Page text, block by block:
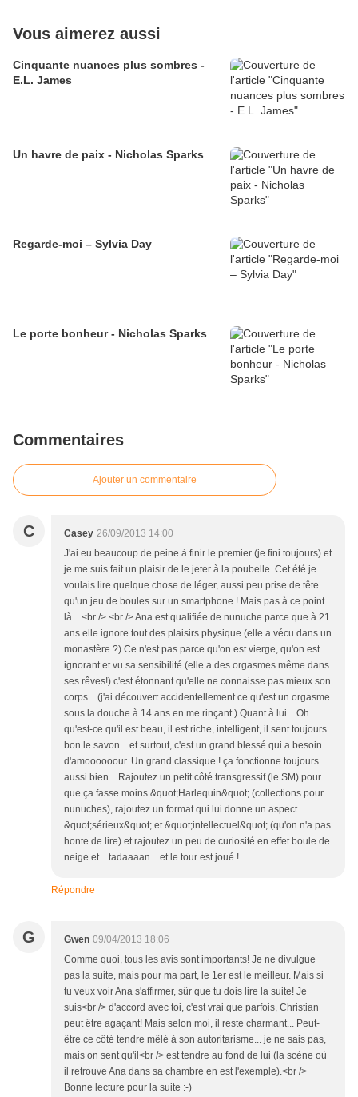
Vous aimerez aussi
Cinquante nuances plus sombres -
E.L. James
Un havre de paix - Nicholas Sparks
Regarde-moi – Sylvia Day
Le porte bonheur - Nicholas Sparks
Commentaires
Ajouter un commentaire
C Casey 26/09/2013 14:00
J'ai eu beaucoup de peine à finir le premier (je fini toujours) et
je me suis fait un plaisir de le jeter à la poubelle. Cet été je
voulais lire quelque chose de léger, aussi peu prise de tête
qu'un jeu de boules sur un smartphone ! Mais pas à ce point
là... <br /> <br /> Ana est qualifiée de nunuche parce que à 21
ans elle ignore tout des plaisirs physique (elle a vécu dans un
monastère ?) Ce n'est pas parce qu'on est vierge, qu'on est
ignorant et vu sa sensibilité (elle a des orgasmes même dans
ses rêves!) c'est étonnant qu'elle ne connaisse pas mieux son
corps... (j'ai découvert accidentellement ce qu'est un orgasme
sous la douche à 14 ans en me rinçant ) Quant à lui... Oh
qu'est-ce qu'il est beau, il est riche, intelligent, il sent toujours
bon le savon... et surtout, c'est un grand blessé qui a besoin
d'amoooooour. Un grand classique ! ça fonctionne toujours
aussi bien... Rajoutez un petit côté transgressif (le SM) pour
que ça fasse moins &quot;Harlequin&quot; (collections pour
nunuches), rajoutez un format qui lui donne un aspect
&quot;sérieux&quot; et &quot;intellectuel&quot; (qu'on n'a pas
honte de lire) et rajoutez un peu de curiosité en effet boule de
neige et... tadaaaan... et le tour est joué !
Répondre
G Gwen 09/04/2013 18:06
Comme quoi, tous les avis sont importants! Je ne divulgue
pas la suite, mais pour ma part, le 1er est le meilleur. Mais si
tu veux voir Ana s'affirmer, sûr que tu dois lire la suite! Je
suis<br /> d'accord avec toi, c'est vrai que parfois, Christian
peut être agaçant! Mais selon moi, il reste charmant... Peut-
être ce côté tendre mêlé à son autoritarisme... je ne sais pas,
mais on sent qu'il<br /> est tendre au fond de lui (la scène où
il retrouve Ana dans sa chambre en est l'exemple).<br />
Bonne lecture pour la suite :-)